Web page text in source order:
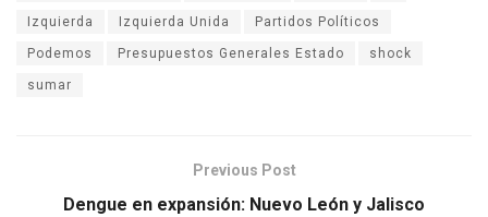
Izquierda Izquierda Unida Partidos Políticos
Podemos Presupuestos Generales Estado shock
sumar
Previous Post
Dengue en expansión: Nuevo León y Jalisco